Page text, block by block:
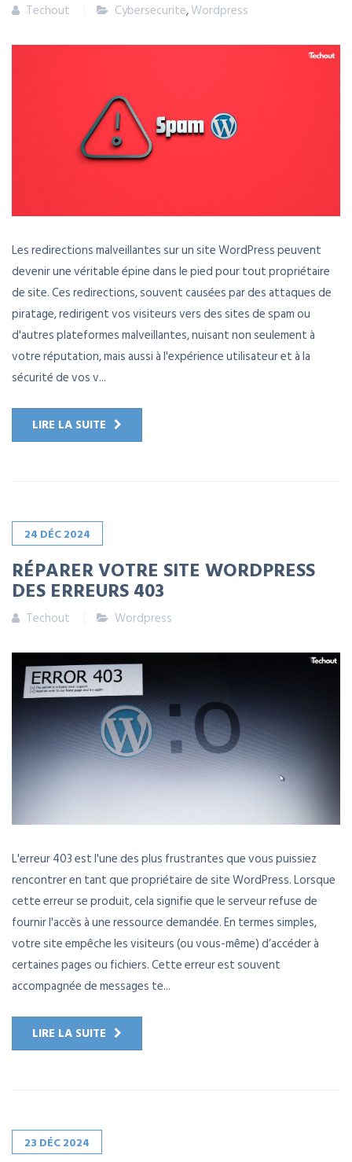
Techout Cybersecurite,Wordpress
Les redirections malveillantes sur un site WordPress peuvent
devenir une véritable épine dans le pied pour tout propriétaire
de site. Ces redirections, souvent causées par des attaques de
piratage, redirigent vos visiteurs vers des sites de spam ou
d'autres plateformes malveillantes, nuisant non seulement à
votre réputation, mais aussi à l'expérience utilisateur et à la
sécurité de vos v...
LIRE LA SUITE
24 DÉC2024
RÉPARER VOTRE SITE WORDPRESS
DES ERREURS 403
Techout Wordpress
L'erreur 403 est l'une des plus frustrantes que vous puissiez
rencontrer en tant que propriétaire de site WordPress. Lorsque
cette erreur se produit, cela signifie que le serveur refuse de
fournir l'accès à une ressource demandée. En termes simples,
votre site empêche les visiteurs (ou vous-même) d’accéder à
certaines pages ou fichiers. Cette erreur est souvent
accompagnée de messages te...
LIRE LA SUITE
23 DÉC2024